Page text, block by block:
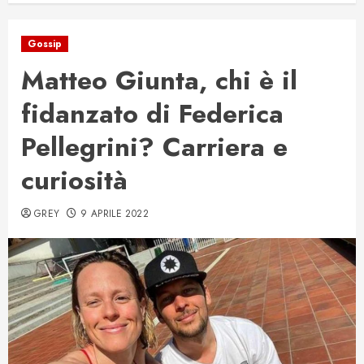
Gossip
Matteo Giunta, chi è il
fidanzato di Federica
Pellegrini? Carriera e
curiosità
GREY 9 APRILE 2022